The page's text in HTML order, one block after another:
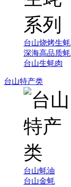
台山烧烤生蚝
深海高品质蚝
台山生蚝肉
台山特产类
台山蚝油
台山金蚝